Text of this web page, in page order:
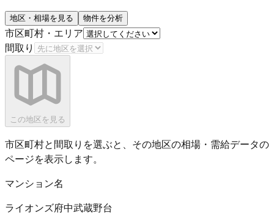
地区・相場を見る 物件を分析
市区町村・エリア
間取り
この地区を見る
市区町村と間取りを選ぶと、その地区の相場・需給データの
ページを表示します。
マンション名
ライオンズ府中武蔵野台